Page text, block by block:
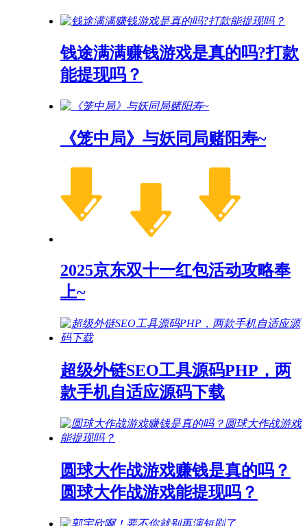
钱途满满赚钱游戏是真的吗?打款
能提现吗？
《笼中局》与妖同局赌阳寿~
2025京东双十一红包活动攻略奉
上~
超级外链SEO工具源码PHP，两
款手机自适应源码下载
圆球大作战游戏赚钱是真的吗？
圆球大作战游戏能提现吗？